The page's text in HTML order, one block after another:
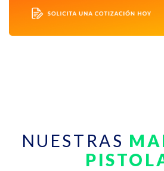
NUESTRAS